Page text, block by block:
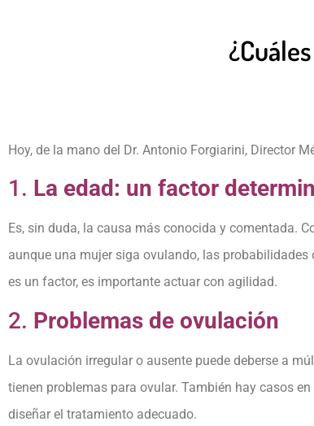
Hoy, de la mano del Dr. Antonio Forgiarini, Director
1. La edad: un factor
Es, sin duda, la causa más conocida y comentada.
aunque una mujer siga ovulando, las
es un factor, es importante actuar con agilidad.
2. Problemas de ovulación
La ovulación irregular o ausente puede deberse a
tienen problemas para ovular. También hay casos
diseñar el tratamiento adecuado.